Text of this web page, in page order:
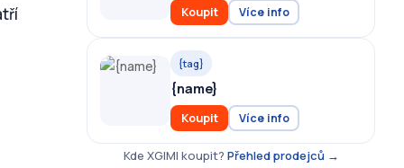
Koupit Více info
{tag}
{name}
Koupit Více info
Kde XGIMI koupit? Přehled prodejců →